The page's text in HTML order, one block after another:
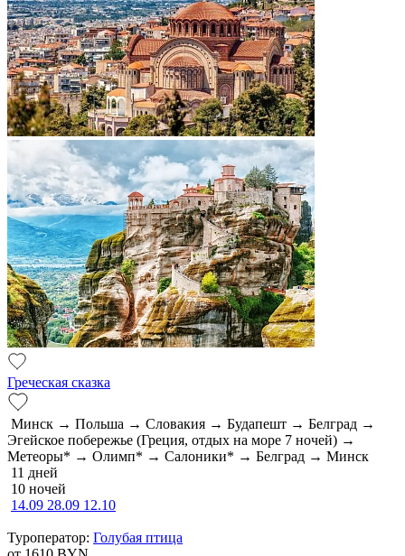
Греческая сказка
Минск → Польша → Словакия → Будапешт → Белград →
Эгейское побережье (Греция, отдых на море 7 ночей) →
Метеоры* → Олимп* → Салоники* → Белград → Минск
11 дней
10 ночей
14.09 28.09 12.10
Туроператор: Голубая птица